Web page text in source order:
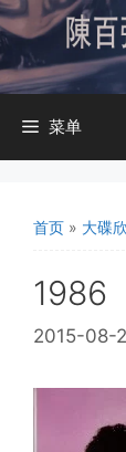
跳
至
内
容
菜单
首页 » 大碟
1986
2015-08-